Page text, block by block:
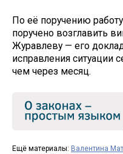
По её поручению
поручено возглавить
Журавлеву — его
исправления ситуации
чем через месяц.
Ещё материалы: Валентина